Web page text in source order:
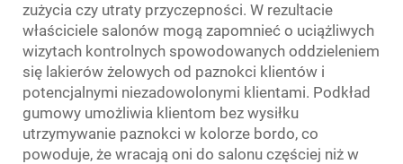
zużycia czy utraty przyczepności. W rezultacie
właściciele salonów mogą zapomnieć o uciążliwych
wizytach kontrolnych spowodowanych oddzieleniem
się lakierów żelowych od paznokci klientów i
potencjalnymi niezadowolonymi klientami. Podkład
gumowy umożliwia klientom bez wysiłku
utrzymywanie paznokci w kolorze bordo, co
powoduje, że wracają oni do salonu częściej niż w